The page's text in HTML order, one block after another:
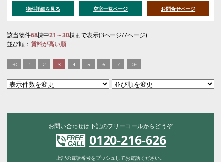
物件詳細を見る 空室一覧ページ お問合せページ
該当物件68棟中21～30棟まで表示(3ページ/7ページ)
並び順： 賃料が高い順
<< 1 2 3 4 5 6 7 >>
お問い合わせは下記のフリーコールからどうぞ
0120-216-626
上記の電話番号をプッシュしてお電話ください。